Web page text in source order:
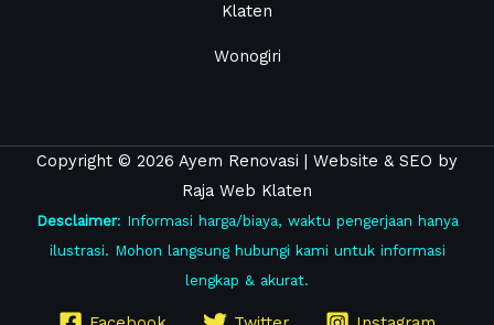
Klaten
Wonogiri
Copyright © 2026 Ayem Renovasi | Website & SEO by
Raja Web Klaten
Desclaimer: Informasi harga/biaya, waktu pengerjaan hanya
ilustrasi. Mohon langsung hubungi kami untuk informasi
lengkap & akurat.